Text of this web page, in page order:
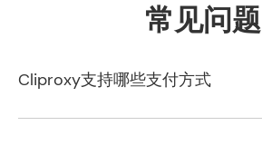
常见问题
Cliproxy支持哪些支付方式